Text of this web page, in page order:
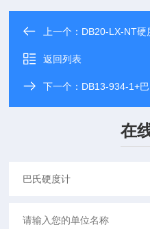
上一个： DB20-LX-NT硬
返回列表
下一个： DB13-934-1+
在